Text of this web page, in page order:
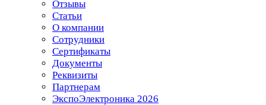
Отзывы
Статьи
О компании
Сотрудники
Сертификаты
Документы
Реквизиты
Партнерам
ЭкспоЭлектроника 2026